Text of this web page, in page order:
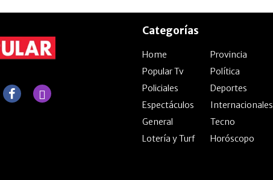
Categorías
Home
Provincia
Popular Tv
Política
Policiales
Deportes
Espectáculos
Internacionales
General
Tecno
Lotería y Turf
Horóscopo